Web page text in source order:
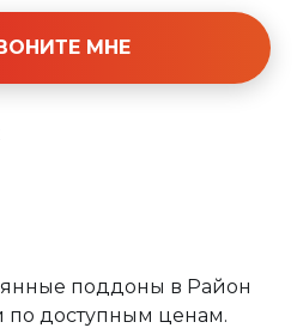
МНЕ
поддоны в Район
по доступным ценам.